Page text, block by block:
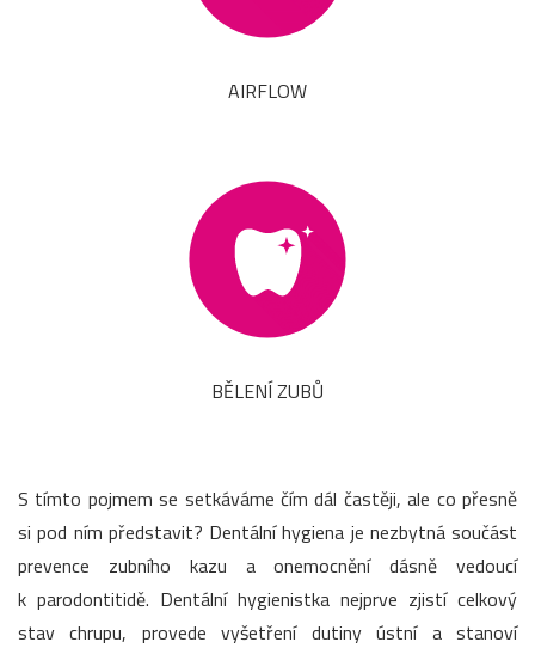
AIRFLOW
BĚLENÍ ZUBŮ
S tímto pojmem se setkáváme čím dál častěji, ale co přesně
si pod ním představit? Dentální hygiena je nezbytná součást
prevence zubního kazu a onemocnění dásně vedoucí
k parodontitidě. Dentální hygienistka nejprve zjistí celkový
stav chrupu, provede vyšetření dutiny ústní a stanoví